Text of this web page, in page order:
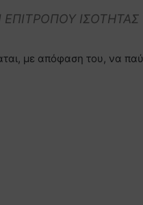
ΕΠΙΤΡΟΠΟΥ
με απόφαση του, να